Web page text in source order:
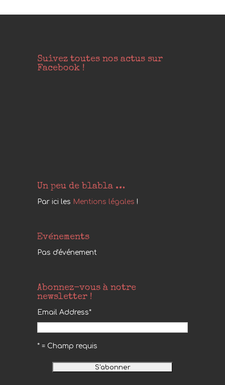
Suivez toutes nos actus sur
Facebook !
Un peu de blabla …
Par ici les Mentions légales !
Evénements
Pas d'événement
Abonnez-vous à notre
newsletter !
Email Address*
* = Champ requis